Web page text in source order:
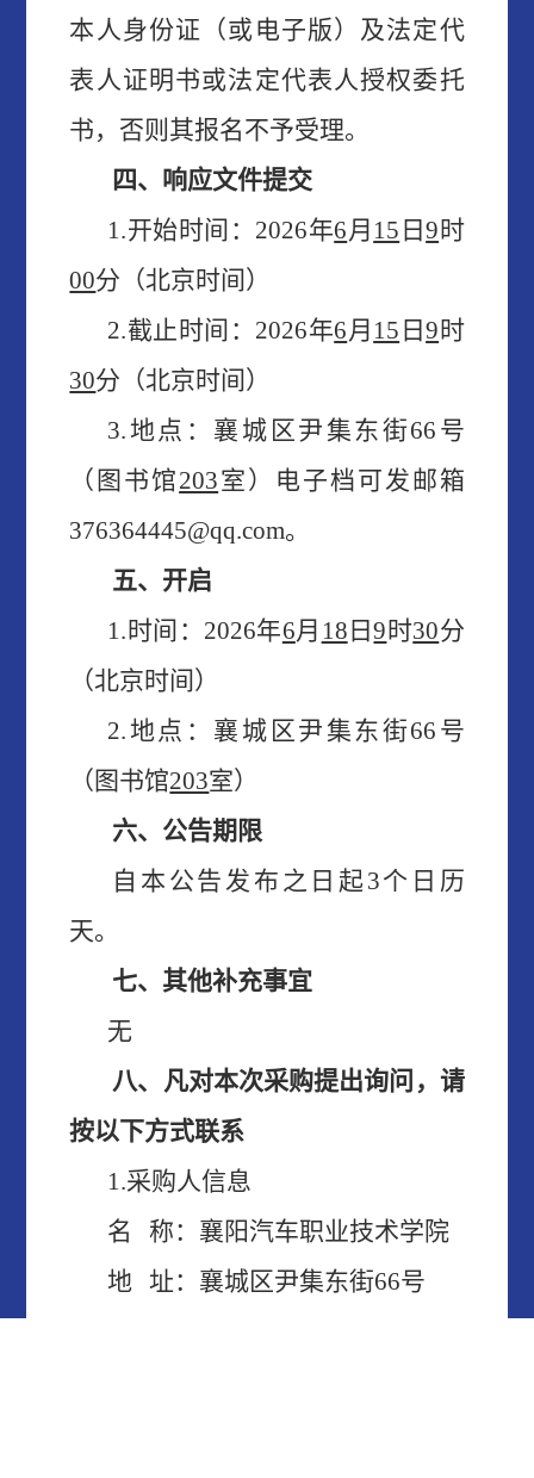
本人身份证（或电子版） 及法定代
表人证明书或法定代表人授权委托
书，否则其报名不予受理。
四、响应文件提交
1.开始时间： 2026年6月 15 日9 时
00分（北京时间）
2.截止时间： 2026年6月 15 日9 时
30分（北京时间）
3.地点： 襄城区尹集东街66号
（ 图书馆203室） 电子档可发邮箱
376364445@qq.com。
五、开启
1.时间： 2026年6月 18 日9 时30分
（北京时间）
2.地点： 襄城区尹集东街66号
（ 图书馆203室）
六、公告期限
自本公告发布之日起3个 日历
天。
七、其他补充事宜
无
八、凡对本次采购提出询问，请
按以下方式联系
1.采购人信息
名
称：襄阳汽车职业技术学院
地
址： 襄城区尹集东街66号